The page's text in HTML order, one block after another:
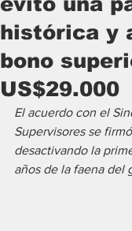
histórica y
bono
US$29.000
El acuerdo con el
Supervisores se
desactivando la
años de la faena del